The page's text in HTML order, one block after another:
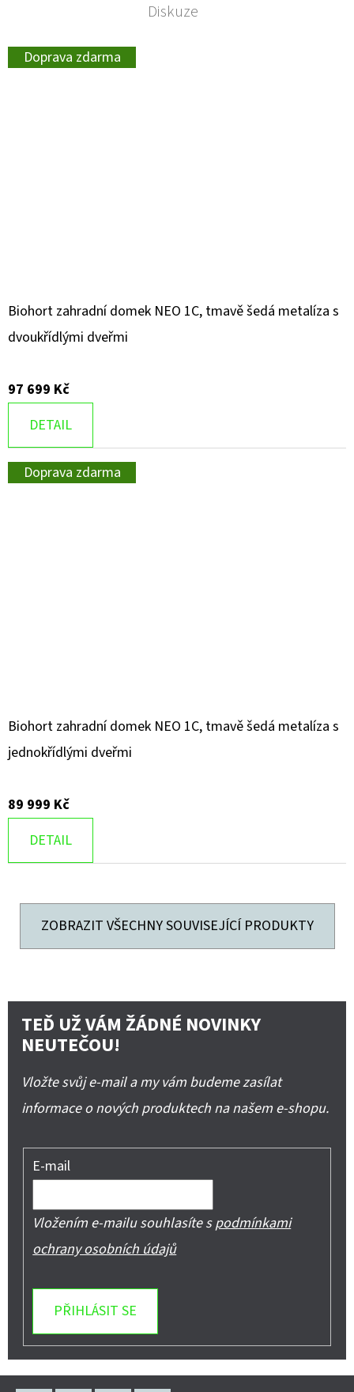
Diskuze
Doprava zdarma
Biohort zahradní domek NEO 1C, tmavě šedá metalíza s
dvoukřídlými dveřmi
97 699 Kč
DETAIL
Doprava zdarma
Biohort zahradní domek NEO 1C, tmavě šedá metalíza s
jednokřídlými dveřmi
89 999 Kč
DETAIL
ZOBRAZIT VŠECHNY SOUVISEJÍCÍ PRODUKTY
TEĎ UŽ VÁM ŽÁDNÉ NOVINKY
NEUTEČOU!
Vložte svůj e-mail a my vám budeme zasílat
informace o nových produktech na našem e-shopu.
E-mail
Vložením e-mailu souhlasíte spodmínkami
ochrany osobních údajů
PŘIHLÁSIT SE